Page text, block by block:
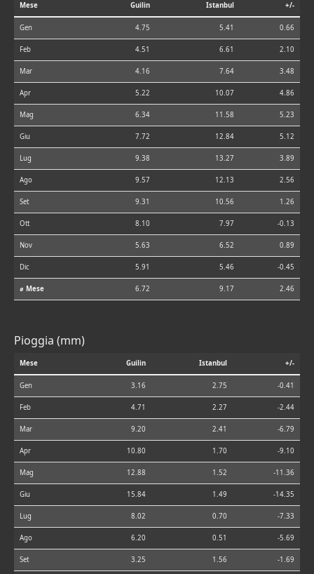
Mese Guilin Istanbul +/-
Gen 4.75 5.41 0.66
Feb 4.51 6.61 2.10
Mar 4.16 7.64 3.48
Apr 5.22 10.07 4.86
Mag 6.34 11.58 5.23
Giu 7.72 12.84 5.12
Lug 9.38 13.27 3.89
Ago 9.57 12.13 2.56
Set 9.31 10.56 1.26
Ott 8.10 7.97 -0.13
Nov 5.63 6.52 0.89
Dic 5.91 5.46 -0.45
⌀ Mese 6.72 9.17 2.46
Pioggia (mm)
Mese Guilin Istanbul +/-
Gen 3.16 2.75 -0.41
Feb 4.71 2.27 -2.44
Mar 9.20 2.41 -6.79
Apr 10.80 1.70 -9.10
Mag 12.88 1.52 -11.36
Giu 15.84 1.49 -14.35
Lug 8.02 0.70 -7.33
Ago 6.20 0.51 -5.69
Set 3.25 1.56 -1.69